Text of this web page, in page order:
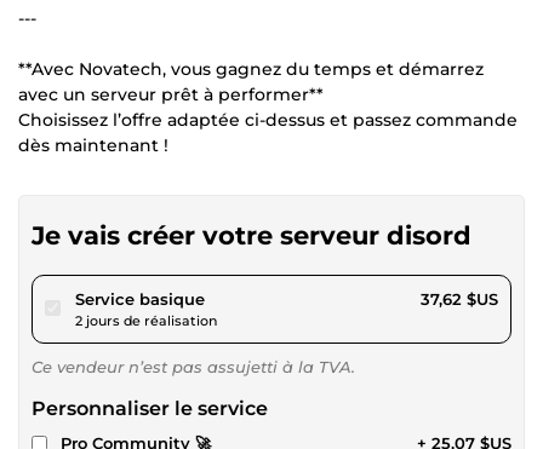
---
**Avec Novatech, vous gagnez du temps et démarrez
avec un serveur prêt à performer**
Choisissez l’offre adaptée ci-dessus et passez commande
dès maintenant !
Je vais créer votre serveur disord
Service basiquepour 34,67 $US
2 jours de réalisation
37,62 $US
Ce vendeur n’est pas assujetti à la TVA.
Personnaliser le service
Pro Community 🚀 + 25,07 $US